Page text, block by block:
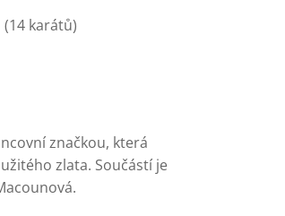
(14 karátů)
značkou, která
zlata. Součástí je